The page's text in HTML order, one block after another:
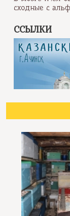
сходные с
ССЫЛКИ